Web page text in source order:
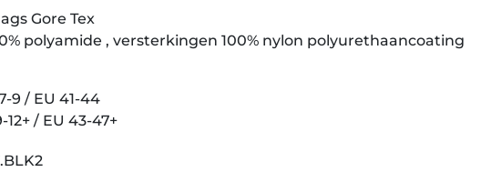
Gore Tex
polyamide , versterkingen 100% nylon polyurethaancoating
9 / EU 41-44
/ EU 43-47+